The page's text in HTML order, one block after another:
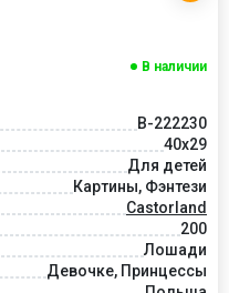
В наличии
В-222230
40x29
Для детей
Картины, Фэнтези
Castorland
200
Лошади
Девочке, Принцессы